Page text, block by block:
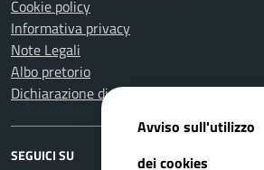
Cookie policy
Informativa privacy
Note Legali
Albo pretorio
Dichiarazione di accessibilità
SEGUICI SU
Avviso sull'utilizzo
dei cookies